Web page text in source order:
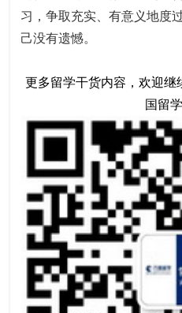
习，争取充实、有意义地度
己没有遗憾。
更多留学干货内容，欢迎继
国留